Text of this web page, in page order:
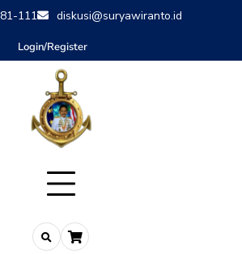
111 diskusi@suryawiranto.id
Login/Register